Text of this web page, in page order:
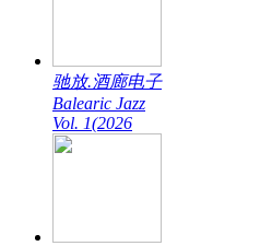
驰放.酒廊电子
Balearic Jazz
Vol. 1(2026